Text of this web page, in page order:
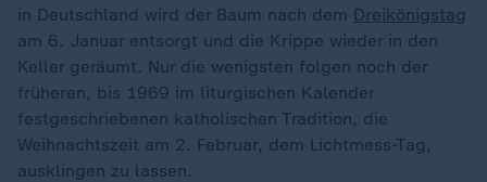
in Deutschland wird der Baum nach dem Dreikönigstag
am 6. Januar entsorgt und die Krippe wieder in den
Keller geräumt. Nur die wenigsten folgen noch der
früheren, bis 1969 im liturgischen Kalender
festgeschriebenen katholischen Tradition, die
Weihnachtszeit am 2. Februar, dem Lichtmess-Tag,
ausklingen zu lassen.